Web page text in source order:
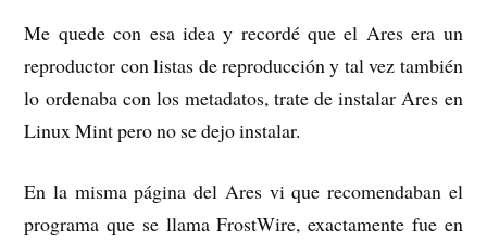
Me quede con esa idea y recordé que el Ares era un
reproductor con listas de reproducción y tal vez también
lo ordenaba con los metadatos, trate de instalar Ares en
Linux Mint pero no se dejo instalar.
En la misma página del Ares vi que recomendaban el
programa que se llama FrostWire, exactamente fue en